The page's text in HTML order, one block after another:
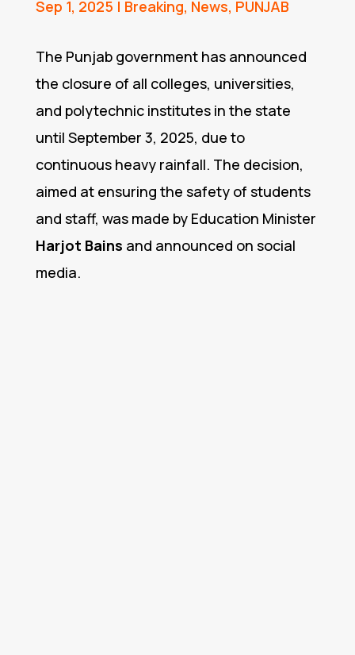
Sep 1, 2025 | Breaking, News, PUNJAB
The Punjab government has announced
the closure of all colleges, universities,
and polytechnic institutes in the state
until September 3, 2025, due to
continuous heavy rainfall. The decision,
aimed at ensuring the safety of students
and staff, was made by Education Minister
Harjot Bains and announced on social
media.